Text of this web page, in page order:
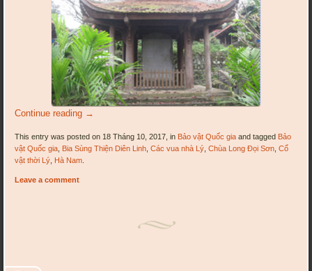
Continue reading →
This entry was posted on 18 Tháng 10, 2017, in Bảo vật Quốc gia and tagged Bảo
vật Quốc gia Bia Sùng Thiện Diên Linh ,Các vua nhà Lý ,Chùa Long Đọi Sơn ,Cổ
vật thời Lý Hà Nam
Leave a comment